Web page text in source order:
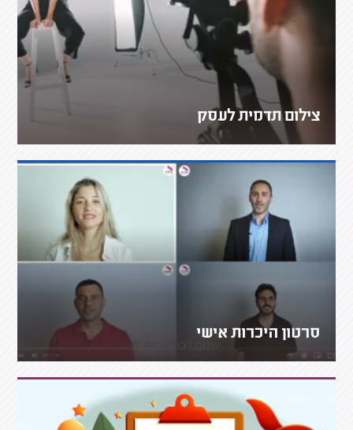
צילום תדמית לעסק
סרטון היכרות אישי